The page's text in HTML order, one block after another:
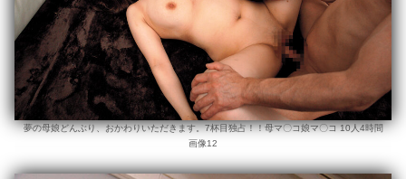
夢の母娘どんぶり、おかわりいただきます。7杯目独占！！母マ〇コ娘マ〇コ 10人4時間
画像12